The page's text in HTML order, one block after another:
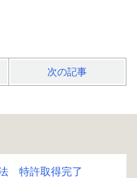
次の記事
特許取得完了